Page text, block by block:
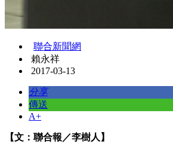
聯合新聞網
賴永祥
2017-03-13
分享
傳送
A+
【文：聯合報／李樹人】